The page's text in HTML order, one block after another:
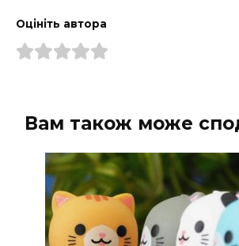
Оцініть автора
Вам також може